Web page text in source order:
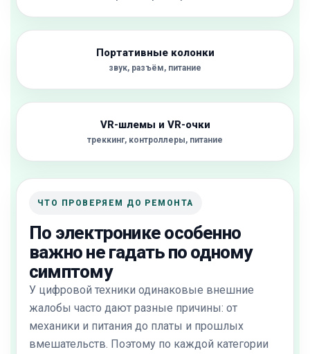
Портативные колонки
звук, разъём, питание
VR-шлемы и VR-очки
треккинг, контроллеры, питание
ЧТО ПРОВЕРЯЕМ ДО РЕМОНТА
По электронике особенно
важно не гадать по одному
симптому
У цифровой техники одинаковые внешние
жалобы часто дают разные причины: от
механики и питания до платы и прошлых
вмешательств. Поэтому по каждой категории